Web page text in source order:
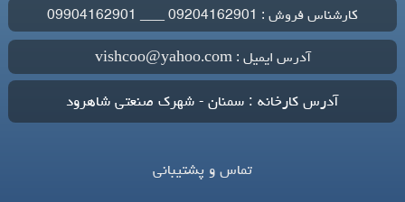
کارشناس فروش : 09204162901 ___ 09904162901
آدرس ایمیل : vishcoo@yahoo.com
آدرس کارخانه : سمنان - شهرک صنعتی شاهرود
تماس و پشتیبانی